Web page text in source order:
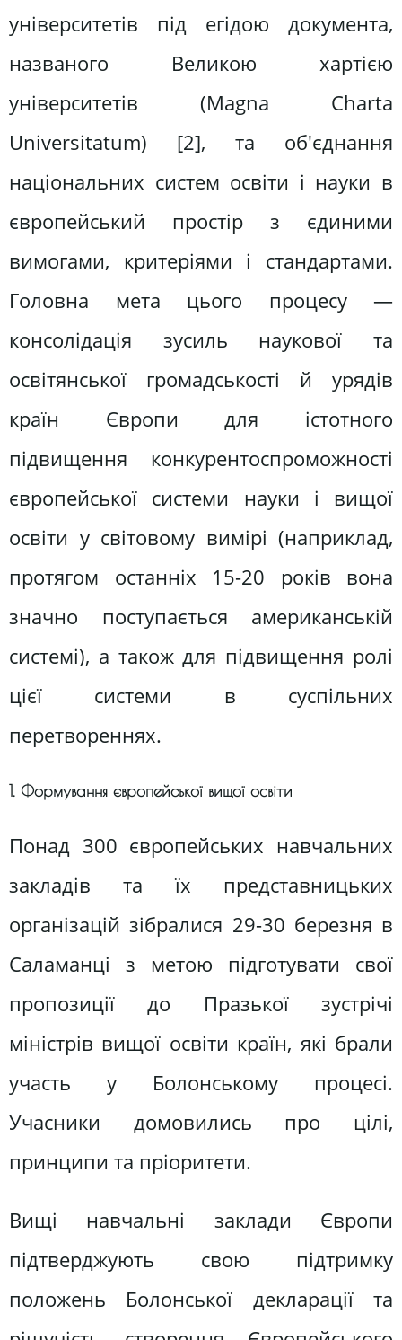
університетів під егідою документа,
названого Великою хартією
університетів (Magna Charta
Universitatum) [2], та об'єднання
національних систем освіти і науки в
європейський простір з єдиними
вимогами, критеріями і стандартами.
Головна мета цього процесу —
консолідація зусиль наукової та
освітянської громадськості й урядів
країн Європи для істотного
підвищення конкурентоспроможності
європейської системи науки і вищої
освіти у світовому вимірі (наприклад,
протягом останніх 15-20 років вона
значно поступається американській
системі), а також для підвищення ролі
цієї системи в суспільних
перетвореннях.
1. Формування європейської вищої освіти
Понад 300 європейських навчальних
закладів та їх представницьких
організацій зібралися 29-30 березня в
Саламанці з метою підготувати свої
пропозиції до Празької зустрічі
міністрів вищої освіти країн, які брали
участь у Болонському процесі.
Учасники домовились про цілі,
принципи та пріоритети.
Вищі навчальні заклади Європи
підтверджують свою підтримку
положень Болонської декларації та